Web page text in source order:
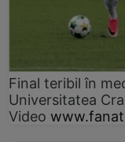
Final teribil în
Universitatea
Video